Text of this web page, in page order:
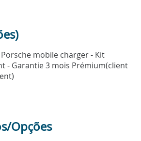
Porsche mobile charger - Kit
- Garantie 3 mois Prémium(client
Opções